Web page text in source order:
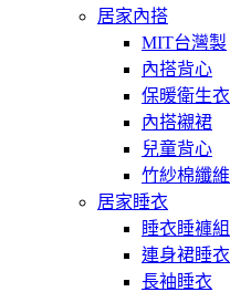
居家內搭
MIT台灣製
內搭背心
保暖衛生衣
內搭襯裙
兒童背心
竹紗棉纖維
居家睡衣
睡衣睡褲組
連身裙睡衣
長袖睡衣